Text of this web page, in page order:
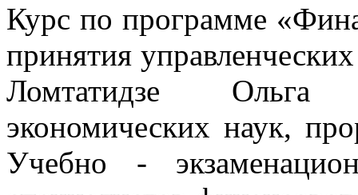
Курс по программе
принятия
Ломтатидзе Ольга
экономических наук,
Учебно -